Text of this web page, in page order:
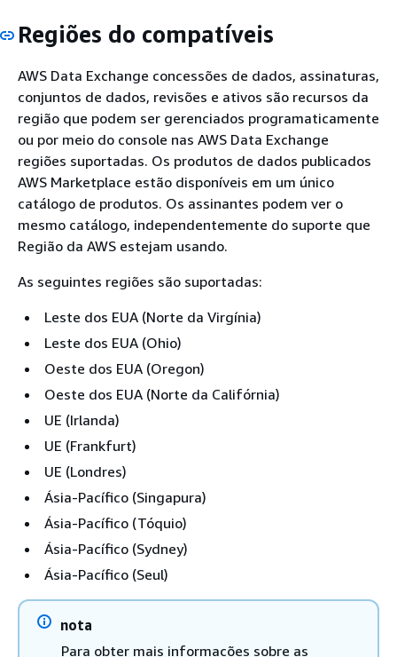
Regiões do compatíveis
AWS Data Exchange concessões de dados, assinaturas,
conjuntos de dados, revisões e ativos são recursos da
região que podem ser gerenciados programaticamente
ou por meio do console nas AWS Data Exchange
regiões suportadas. Os produtos de dados publicados
AWS Marketplace estão disponíveis em um único
catálogo de produtos. Os assinantes podem ver o
mesmo catálogo, independentemente do suporte que
Região da AWS estejam usando.
As seguintes regiões são suportadas:
Leste dos EUA (Norte da Virgínia)
Leste dos EUA (Ohio)
Oeste dos EUA (Oregon)
Oeste dos EUA (Norte da Califórnia)
UE (Irlanda)
UE (Frankfurt)
UE (Londres)
Ásia-Pacífico (Singapura)
Ásia-Pacífico (Tóquio)
Ásia-Pacífico (Sydney)
Ásia-Pacífico (Seul)
nota
Para obter mais informações sobre as